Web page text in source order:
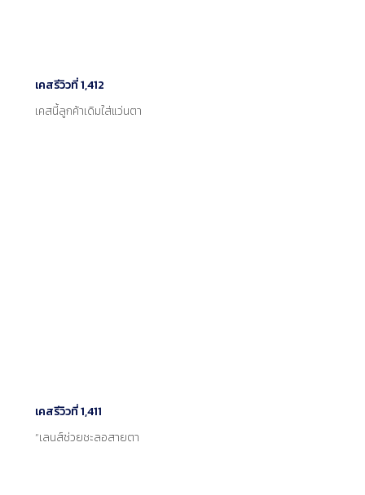
เคสรีวิวที่ 1,412
เคสนี้ลูกค้าเดิมใส่แว่นตา
เคสรีวิวที่ 1,411
“เลนส์ช่วยชะลอสายตา